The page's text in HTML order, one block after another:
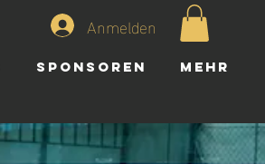
Anmelden
Sponsoren Mehr